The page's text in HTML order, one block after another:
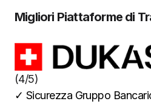
Migliori Piattaforme di
(4/5)
✓ Sicurezza Gruppo